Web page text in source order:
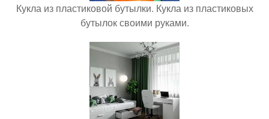
Кукла из пластиковой бутылки. Кукла из пластиковых
бутылок своими руками.